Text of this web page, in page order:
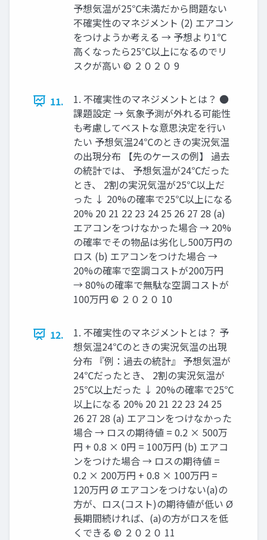
予想気温が25℃未満だから問題ない
不確実性のマネジメント (2) エアコン
をつけようか考える → 予想より1℃
⾼くなったら25℃以上になるのでリ
スクが⾼い © ２０２０ 9
11.
1. 不確実性のマネジメントとは？ ●
課題設定 → 気象予測が外れる可能性
も考慮してベストな意思決定を⾏い
たい 予想気温24℃のときの実況気温
の出現分布 【先のケースの例】 過去
の統計では、 予想気温が24℃だった
とき、 2割の実況気温が25℃以上だ
った ↓ 20%の確率で25℃以上になる
20% 20 21 22 23 24 25 26 27 28 (a)
エアコンをつけなかった場合 → 20%
の確率でその物品は劣化し500万円の
ロス (b) エアコンをつけた場合 →
20%の確率で空調コストが200万円
→ 80%の確率で無駄な空調コストが
100万円 © ２０２０ 10
12.
1. 不確実性のマネジメントとは？ 予
想気温24℃のときの実況気温の出現
分布 『例：過去の統計』 予想気温が
24℃だったとき、 2割の実況気温が
25℃以上だった ↓ 20%の確率で25℃
以上になる 20% 20 21 22 23 24 25
26 27 28 (a) エアコンをつけなかった
場合 → ロスの期待値 = 0.2 × 500万
円 + 0.8 × 0円 = 100万円 (b) エアコ
ンをつけた場合 → ロスの期待値 =
0.2 × 200万円 + 0.8 × 100万円 =
120万円 Ø エアコンをつけない(a)の
⽅が、ロス(コスト)の期待値が低い Ø
⻑期間続ければ、(a)の⽅がロスを低
くできる © ２０２０ 11